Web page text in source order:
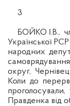
3
БОЙКО І.В.,
Української
народних
округ,
Коли до
проголосували,
Правденка від